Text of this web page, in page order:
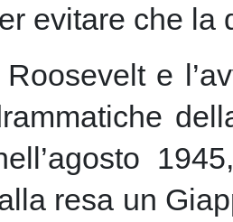
evitare che
e
resa un